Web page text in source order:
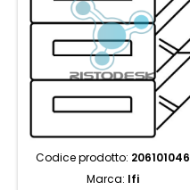
Codice prodotto: 206101046
Marca: Ifi